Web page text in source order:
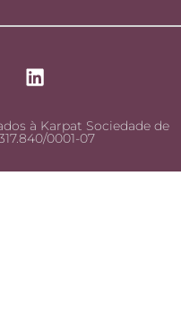
à Karpat Sociedade de
0001-07